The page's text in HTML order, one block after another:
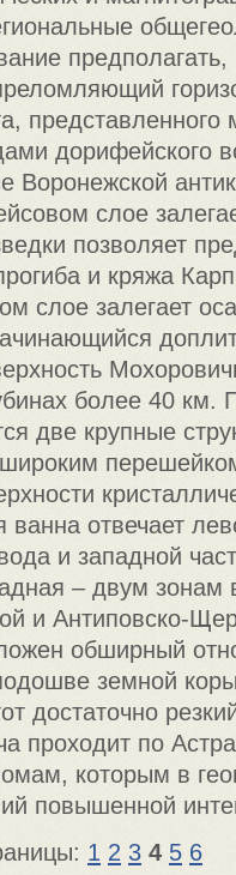
предполагать,
представленного
дорифейского
Воронежской
слое
позволяет
и кряжа
слое залегает
более 40
две крупные
ванна отвечает
и западной
– двум зонам
и Антиповско-
обширный
земной
достаточно
проходит по
которым в
повышенной
1 2 3 4 5 6